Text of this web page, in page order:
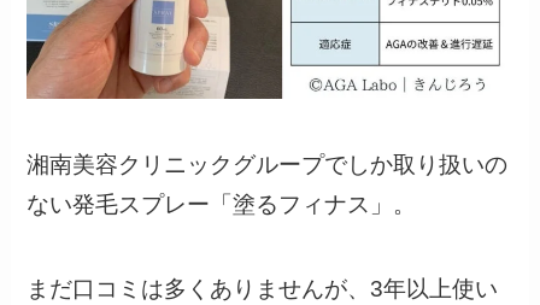
湘南美容クリニックグループでしか取り扱いの
ない発毛スプレー「塗るフィナス」。
まだ口コミは多くありませんが、3年以上使い